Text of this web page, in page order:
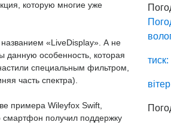
которую многие уже
«LiveDisplay». А не
данную особенность, которая
специальным фильтром,
часть спектра).
примера Wileyfox Swift,
получил поддержку
тиск: